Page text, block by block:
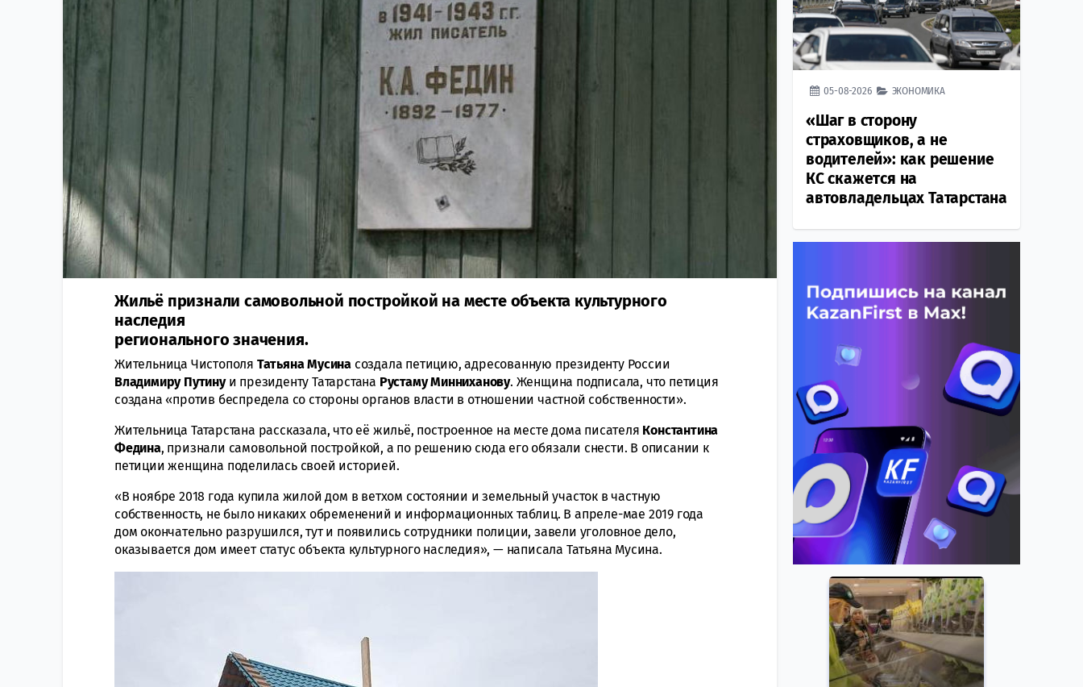
Жильё признали самовольной постройкой на месте объекта культурного
наследия
регионального значения.
Жительница Чистополя Татьяна Мусина создала петицию, адресованную президенту России
Владимиру Путинуи президенту Татарстана Рустаму Минниханову. Женщина подписала, что петиция
создана «против беспредела со стороны органов власти в отношении частной собственности».
Жительница Татарстана рассказала, что её жильё, построенное на месте дома писателя Константина
Федина, признали самовольной постройкой, а по решению сюда его обязали снести. В описании к
петиции женщина поделилась своей историей.
«В ноябре 2018 года купила жилой дом в ветхом состоянии и земельный участок в частную
собственность, не было никаких обременений и информационных таблиц. В апреле-мае 2019 года
дом окончательно разрушился, тут и появились сотрудники полиции, завели уголовное дело,
оказывается дом имеет статус объекта культурного наследия», — написала Татьяна Мусина.
05-08-2026 ЭКОНОМИКА
«Шаг в сторону
страховщиков, а не
водителей»: как решение
КС скажется на
автовладельцах Татарстана